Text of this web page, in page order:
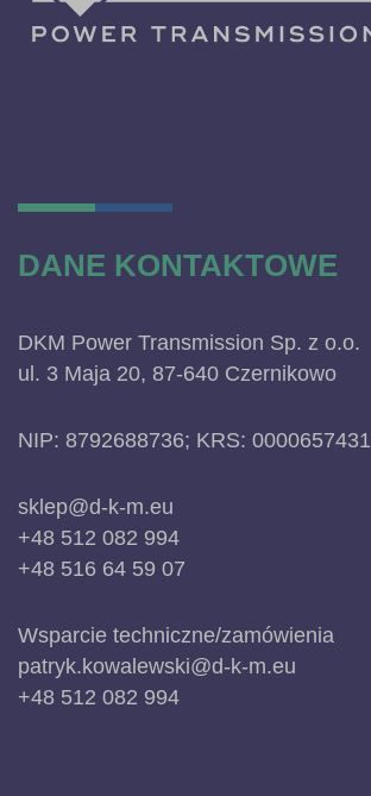
DANE KONTAKTOWE
DKM Power Transmission Sp. z o.o.
ul. 3 Maja 20, 87-640 Czernikowo
NIP: 8792688736; KRS: 0000657431
sklep@d-k-m.eu
+48 512 082 994
+48 516 64 59 07
Wsparcie techniczne/zamówienia
patryk.kowalewski@d-k-m.eu
+48 512 082 994